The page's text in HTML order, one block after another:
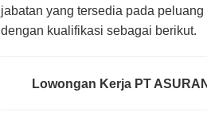
jabatan yang tersedia pada
dengan kualifikasi sebagai berikut.
Lowongan Kerja PT